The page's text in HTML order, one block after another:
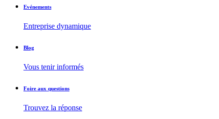
Evénements
Entreprise dynamique
Blog
Vous tenir informés
Foire aux questions
Trouvez la réponse